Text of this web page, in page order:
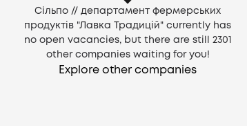
Сiльпо // департамент фермерських
продуктів "Лавка Традицій" currently has
no open vacancies, but there are still
2301
other companies waiting for you!
Explore other companies